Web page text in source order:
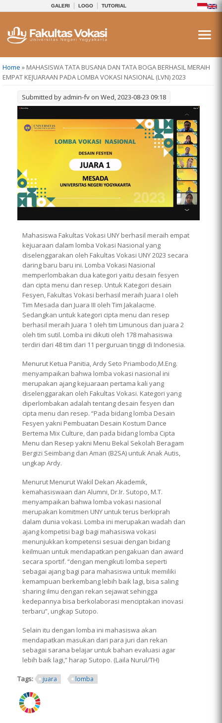
GALERI LOGO TUTORIAL
You are here
Home » MAHASISWA TATA BUSANA DAN TATA BOGA BERHASIL MERAIH
EMPAT KEJUARAAN PADA LOMBA VOKASI NASIONAL (LVN) 2023
Submitted by admin-fv on Wed, 2023-08-23 09:18
Mahasiswa Fakultas Vokasi UNY berhasil meraih empat
kejuaraan dalam lomba Vokasi Nasional yang
diselenggarakan oleh Fakultas Vokasi UNY 2023 secara
daring baru baru ini. Lomba Vokasi Nasional
memperlombakan dua kategori yaitu desain fesyen
dan cipta menu dan resep. Untuk Kategori desain
Fesyen, Fakultas Vokasi berhasil meraih Juara I oleh
Tim Mesada dan Juara III oleh Tim Jakalacme.
Sedangkan untuk kategori cipta menu dan resep
berhasil meraih Juara 1 oleh tim Limunous dan juara 2
oleh tim sutil. Lomba ini dikuti oleh 178 mahasiswa
terdiri dari 48 tim dari 11 perguruan tinggi di Indonesia.
Menurut Ketua Panitia, Ardy Seto Priambodo,M.Eng.
menyampaikan bahwa lomba vokasi nasional ini
merupakan ajang kejuaraan pertama kali yang
diselenggarakan oleh Fakultas Vokasi. Kategori yang
diperlombakan adalah tentang desain fesyen dan
cipta menu dan resep. “Pada bidang lomba Desain
Fesyen yakni Pembuatan Desain Kostum Dance
Bertema Mix Culture, dan pada bidang lomba Cipta
Menu dan Resep yakni Menu Bekal Sekolah Beragam
Bergizi Seimbang dan Aman (B2SA) untuk Anak Autis,
ungkap Ardy.
Menurut Menurut Wakil Dekan Akademik,
kemahasiswaan dan Alumni, Dr.Ir. Sutopo, M.T.
menyampaikan bahwa lomba vokasi nasional
merupakan komitmen UNY untuk terus berkiprah
dalam dunia vokasi. Lomba ini merupakan wadah dan
ajang kompetisi bagi bagi mahasiswa vokasi
menunjukkan kompetensi sesuai dengan bidang
keilmuan untuk mendapatkan pengakuan dan award
secara sportif. “dengan mengikuti lomba seperti
sebagai ajang bagi para mahasiswa untuk memiliki
kemampuan berkembang lebih baik lagi, bisa saling
sharing ilmu dengan rekan sejawat sehingga
kedepannya bisa berkolaborasi menciptakan inovasi
terbaru”, ungkap Sutopo.
Selain itu dengan lomba ini mahasiswa akan
mendapatkan masukan dari para juri dan rekan
sebagai sarana belajar untuk bahan evaluasi agar
lebih baik lagi,” harap Sutopo. (Laila Nurul/TH)
Tags: juara lomba
ring.png